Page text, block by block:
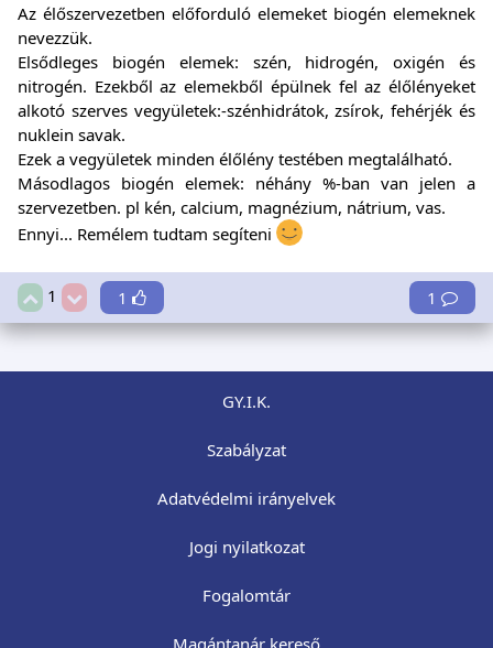
Az élőszervezetben előforduló elemeket biogén elemeknek
nevezzük.
Elsődleges biogén elemek: szén, hidrogén, oxigén és
nitrogén. Ezekből az elemekből épülnek fel az élőlényeket
alkotó szerves vegyületek:-szénhidrátok, zsírok, fehérjék és
nuklein savak.
Ezek a vegyületek minden élőlény testében megtalálható.
Másodlagos biogén elemek: néhány %-ban van jelen a
szervezetben. pl kén, calcium, magnézium, nátrium, vas.
Ennyi... Remélem tudtam segíteni
1 1 1
GY.I.K.
Szabályzat
Adatvédelmi irányelvek
Jogi nyilatkozat
Fogalomtár
Magántanár kereső